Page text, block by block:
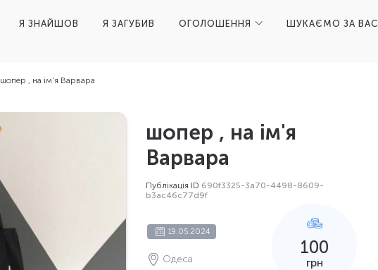
Я ЗНАЙШОВ Я ЗАГУБИВ ОГОЛОШЕННЯ ШУКАЄМО ЗА ВАС
шопер , на ім'я Варвара
шопер , на ім'я
Варвара
Публікація ID 690f3325-3a70-4498-8609-
b3ac46c77d9f
19.05.2024
Одеса
100
грн